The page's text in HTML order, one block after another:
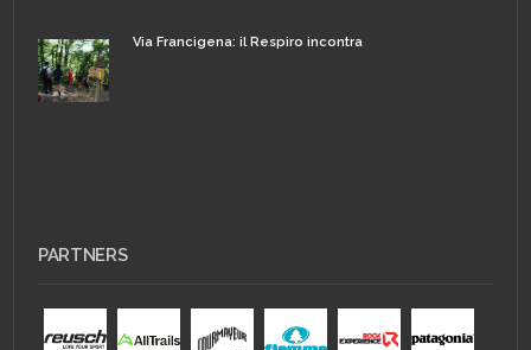
Via Francigena: il Respiro incontra
PARTNERS